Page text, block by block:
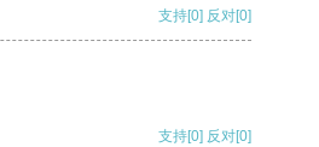
支持[0] 反对[0]
支持[0] 反对[0]